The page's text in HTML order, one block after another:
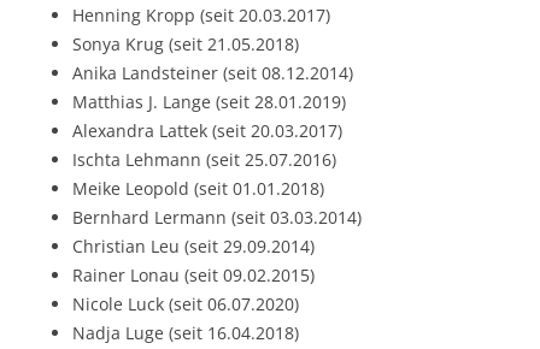
Henning Kropp (seit 20.03.2017)
Sonya Krug (seit 21.05.2018)
Anika Landsteiner (seit 08.12.2014)
Matthias J. Lange (seit 28.01.2019)
Alexandra Lattek (seit 20.03.2017)
Ischta Lehmann (seit 25.07.2016)
Meike Leopold (seit 01.01.2018)
Bernhard Lermann (seit 03.03.2014)
Christian Leu (seit 29.09.2014)
Rainer Lonau (seit 09.02.2015)
Nicole Luck (seit 06.07.2020)
Nadja Luge (seit 16.04.2018)